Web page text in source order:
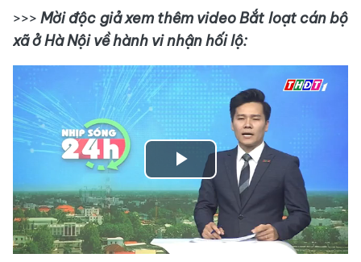
>>>Mời độc giả xem thêm video Bắt loạt cán bộ
xã ở Hà Nội về hành vi nhận hối lộ:
Play
Video